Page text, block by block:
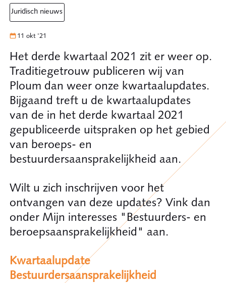
juridisch nieuws
11 okt '21
Het derde kwartaal 2021 zit er weer op.
Traditiegetrouw publiceren wij van
Ploum dan weer onze kwartaalupdates.
Bijgaand treft u de kwartaalupdates
van de in het derde kwartaal 2021
gepubliceerde uitspraken op het gebied
van beroeps- en
bestuurdersaansprakelijkheid aan.
Wilt u zich inschrijven voor het
ontvangen van deze updates? Vink dan
onder Mijn interesses "Bestuurders- en
beroepsaansprakelijkheid" aan.
Kwartaalupdate
Bestuurdersaansprakelijkheid